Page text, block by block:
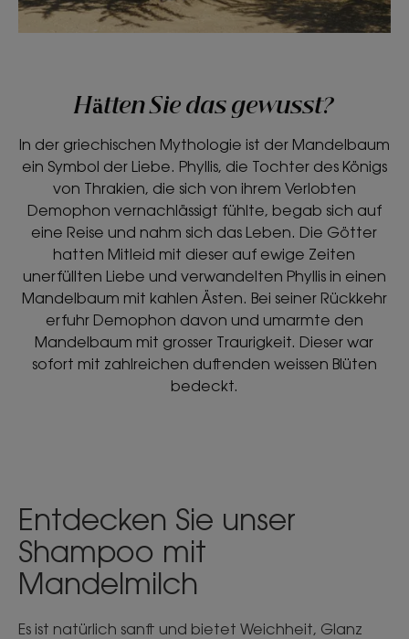
Hätten Sie das gewusst?
In der griechischen Mythologie ist der Mandelbaum
ein Symbol der Liebe. Phyllis, die Tochter des Königs
von Thrakien, die sich von ihrem Verlobten
Demophon vernachlässigt fühlte, begab sich auf
eine Reise und nahm sich das Leben. Die Götter
hatten Mitleid mit dieser auf ewige Zeiten
unerfüllten Liebe und verwandelten Phyllis in einen
Mandelbaum mit kahlen Ästen. Bei seiner Rückkehr
erfuhr Demophon davon und umarmte den
Mandelbaum mit grosser Traurigkeit. Dieser war
sofort mit zahlreichen duftenden weissen Blüten
bedeckt.
Entdecken Sie unser
Shampoo mit
Mandelmilch
Es ist natürlich sanft und bietet Weichheit, Glanz